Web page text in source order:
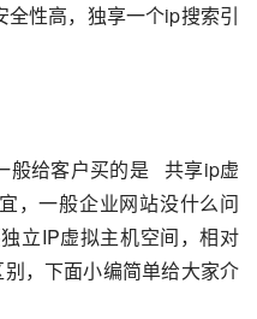
性高，独享一个ip搜索引
般给客户买的是   共享ip虚
，一般企业网站没什么问
立IP虚拟主机空间，相对
，下面小编简单给大家介